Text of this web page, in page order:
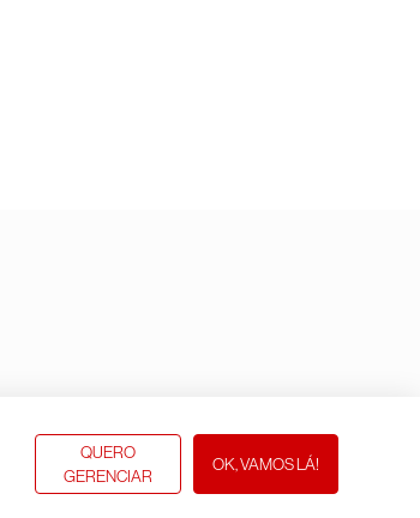
QUERO
GERENCIAR
OK, VAMOS LÁ!